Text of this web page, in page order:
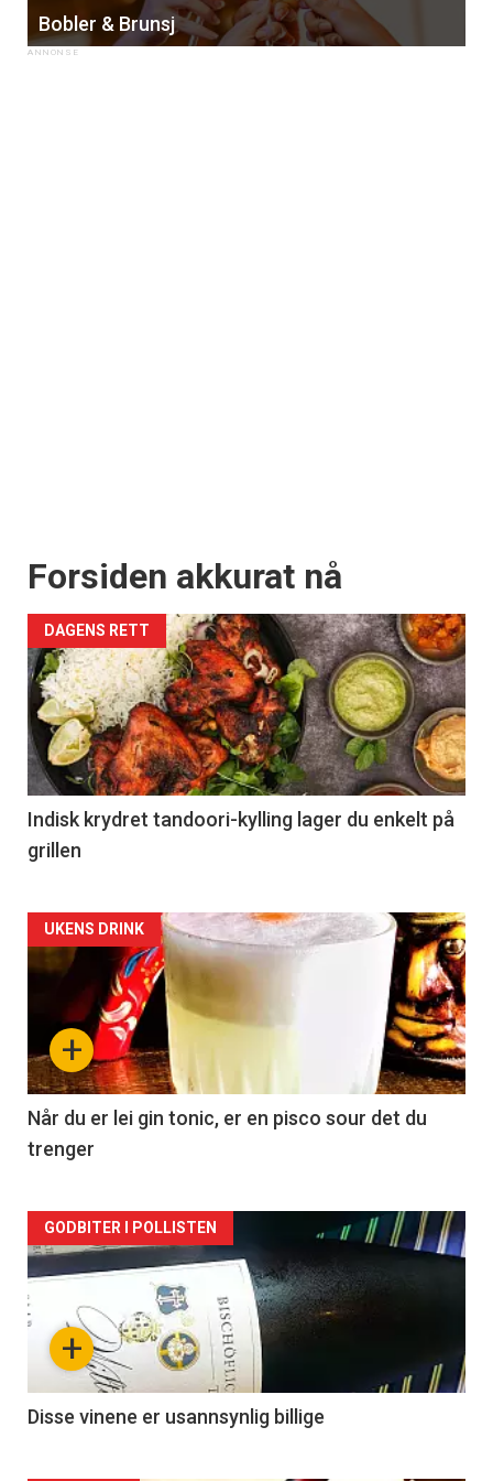
Bobler & Brunsj
Forsiden akkurat nå
DAGENS RETT
Indisk krydret tandoori-kylling lager du enkelt på
grillen
Forsiden
akkurat
nå
-
2
+
UKENS DRINK
Når du er lei gin tonic, er en pisco sour det du
trenger
Forsiden
akkurat
nå
3
+
GODBITER I POLLISTEN
Disse vinene er usannsynlig billige